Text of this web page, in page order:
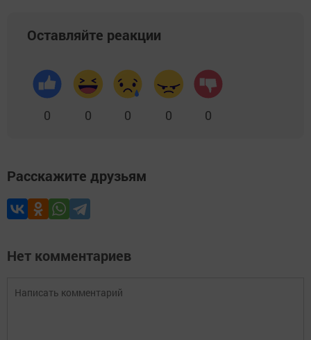
Оставляйте реакции
0 0 0 0 0
Расскажите друзьям
Нет комментариев